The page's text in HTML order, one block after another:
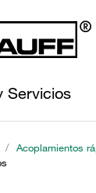
Servicios
/ Acoplamientos